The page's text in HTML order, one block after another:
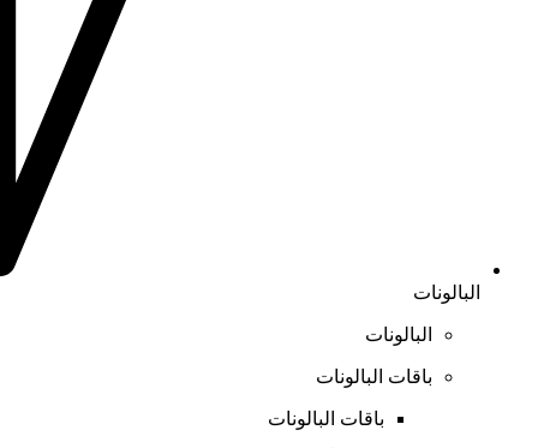
البالونات
البالونات
باقات البالونات
باقات البالونات